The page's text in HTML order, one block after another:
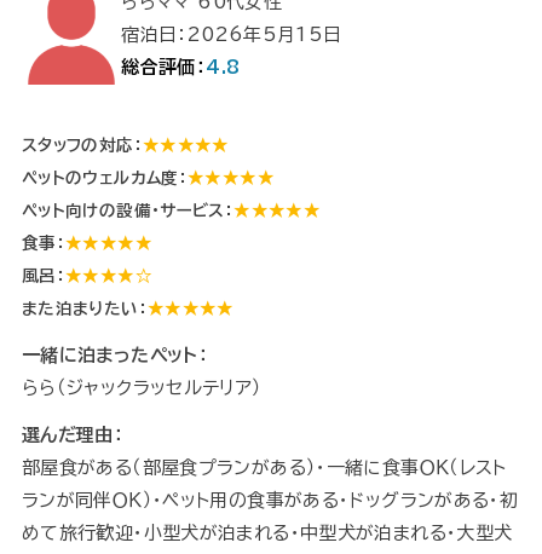
宿泊日：2026年5月15日
総合評価： 4.8
スタッフの対応： ★★★★★
ペットのウェルカム度：★★★★★
ペット向けの設備・サービス：★★★★★
食事：★★★★★
風呂：★★★★☆
また泊まりたい： ★★★★★
一緒に泊まったペット：
らら（ジャックラッセルテリア）
選んだ理由：
部屋食がある（部屋食プランがある）・一緒に食事ＯＫ（レスト
ランが同伴ＯＫ）・ペット用の食事がある・ドッグランがある・初
めて旅行歓迎・小型犬が泊まれる・中型犬が泊まれる・大型犬